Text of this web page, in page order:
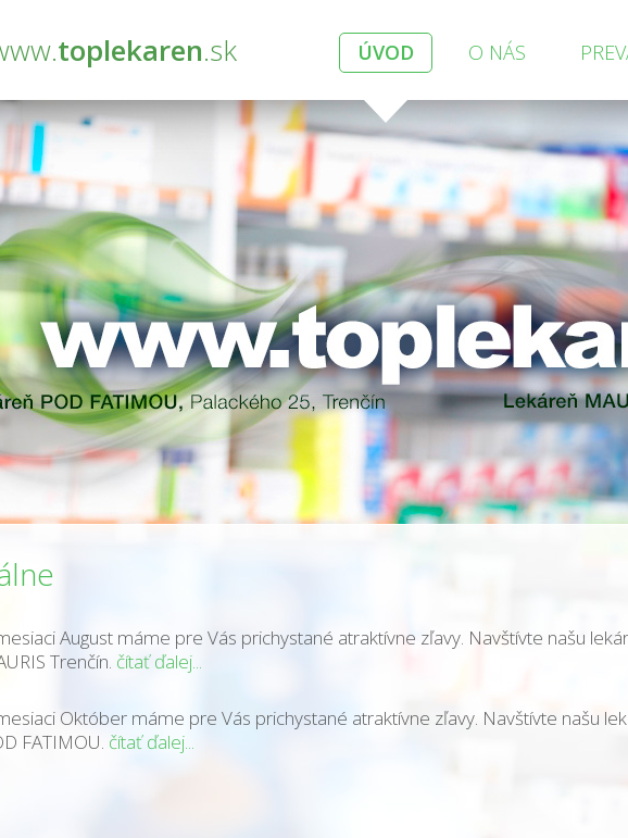
toplekaren.sk ÚVOD O NÁS
August máme pre Vás prichystané atraktívne zľavy. Navštívte našu
Trenčín. čítať ďalej...
Október máme pre Vás prichystané atraktívne zľavy. Navštívte našu
FATIMOU. čítať ďalej...